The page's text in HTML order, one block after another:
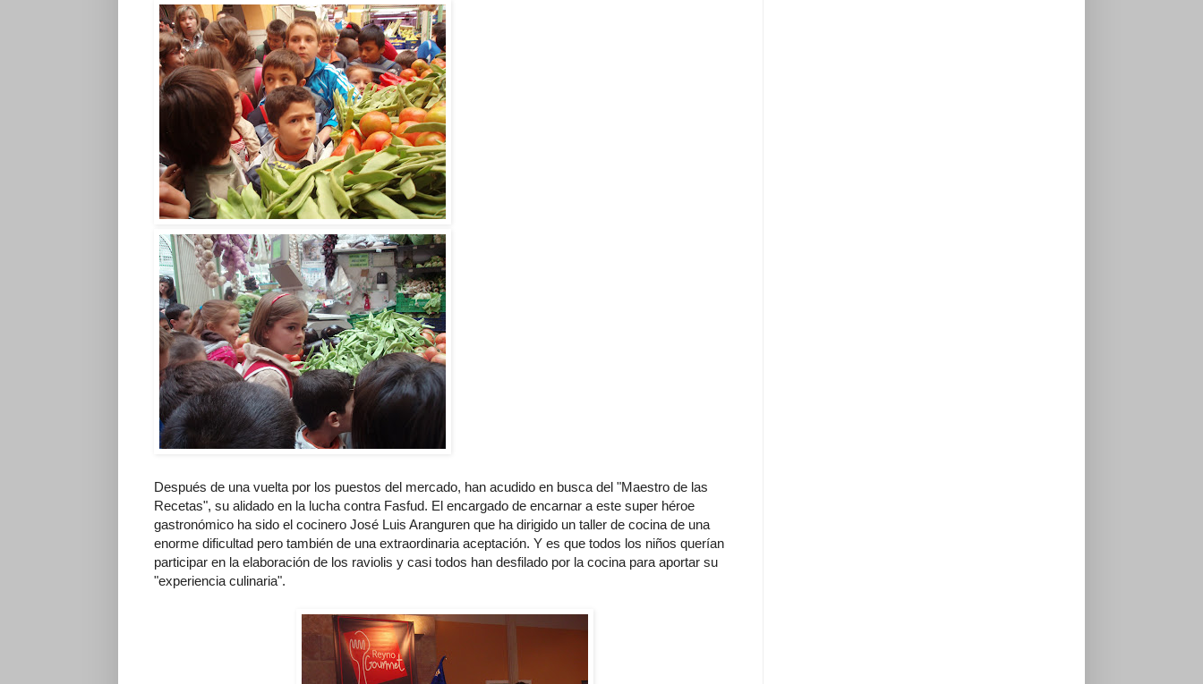
Después de una vuelta por los puestos del mercado, han acudido en busca del "Maestro de las
Recetas", su alidado en la lucha contra Fasfud. El encargado de encarnar a este super héroe
gastronómico ha sido el cocinero José Luis Aranguren que ha dirigido un taller de cocina de una
enorme dificultad pero también de una extraordinaria aceptación. Y es que todos los niños querían
participar en la elaboración de los raviolis y casi todos han desfilado por la cocina para aportar su
"experiencia culinaria".